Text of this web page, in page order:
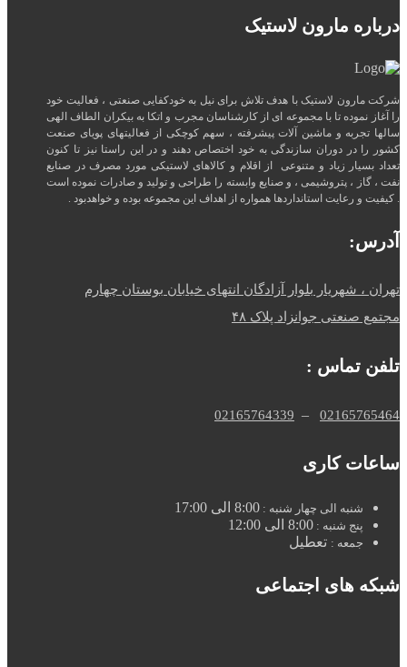
درباره مارون لاستیک
شرکت مارون لاستیک با هدف تلاش برای نیل به خودکفایی صنعتی ، فعالیت خود
را آغاز نموده تا با مجموعه ای از کارشناسان مجرب و اتکا به بیکران الطاف الهی
سالها تجربه و ماشین آلات پیشرفته ، سهم کوچکی از فعالیتهای پویای صنعت
کشور را در دوران سازندگی به خود اختصاص دهند و در این راستا نیز تا کنون
تعداد بسیار زیاد و متنوعی از اقلام و کالاهای لاستیکی مورد مصرف در صنایع
نفت ، گاز ، پتروشیمی ، و صنایع وابسته را طراحی و تولید و صادرات نموده است
. کیفیت و رعایت استانداردها همواره از اهداف این مجموعه بوده و خواهدبود .
آدرس:
تهران ، شهریار بلوار آزادگان انتهای خیابان بوستان چهارم
مجتمع صنعتی جوانزاد پلاک ۴۸
تلفن تماس :
02165765464
–
02165764339
ساعات کاری
شنبه الی چهار شنبه : 8:00 الی 17:00
پنج شنبه : 8:00 الی 12:00
جمعه : تعطیل
شبکه های اجتماعی